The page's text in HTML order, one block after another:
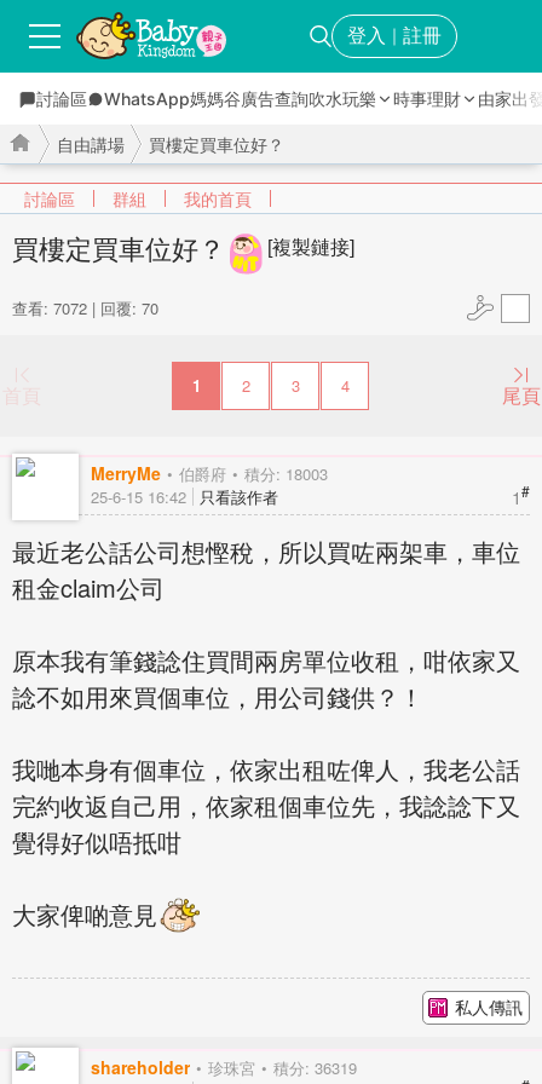
登入 ｜ 註冊
討論區 WhatsApp媽媽谷廣告查詢吹水玩樂 時事理財 由家出
討論區 群組 我的首頁
自由講場 買樓定買車位好？
查看: 7072 | 回覆: 70
買樓定買車位好？ [複製鏈接]
首頁 1 2 3 4 尾頁
MerryMe 伯爵府 積分: 18003
1#
25-6-15 16:42 只看該作者
最近老公話公司想慳稅，所以買咗兩架車，車位
租金claim公司
原本我有筆錢諗住買間兩房單位收租，咁依家又
諗不如用來買個車位，用公司錢供？！
我哋本身有個車位，依家出租咗俾人，我老公話
完約收返自己用，依家租個車位先，我諗諗下又
覺得好似唔抵咁
大家俾啲意見
私人傳訊
shareholder 珍珠宮 積分: 36319